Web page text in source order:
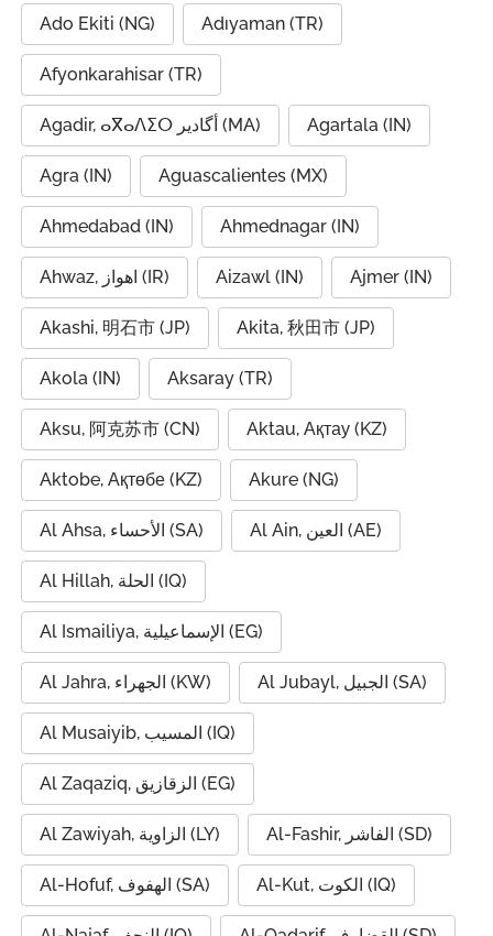
Ado Ekiti (NG) Adıyaman (TR)
Afyonkarahisar (TR)
Agadir, ⴰⴳⴰⴷⵉⵔ أگادیر (MA) Agartala (IN)
Agra (IN) Aguascalientes (MX)
Ahmedabad (IN) Ahmednagar (IN)
Ahwaz, اهواز (IR) Aizawl (IN) Ajmer (IN)
Akashi, 明石市 (JP) Akita, 秋田市 (JP)
Akola (IN) Aksaray (TR)
Aksu, 阿克苏市 (CN) Aktau, Ақтау (KZ)
Aktobe, Ақтөбе (KZ) Akure (NG)
Al Ahsa, الأحساء (SA) Al Ain, العين (AE)
Al Hillah, الحلة (IQ)
Al Ismailiya, الإسماعيلية (EG)
Al Jahra, الجهراء (KW) Al Jubayl, الجبيل (SA)
Al Musaiyib, المسيب (IQ)
Al Zaqaziq, الزقازيق (EG)
Al Zawiyah, الزاوية (LY) Al-Fashir, الفاشر (SD)
Al-Hofuf, الهفوف (SA) Al-Kut, الكوت (IQ)